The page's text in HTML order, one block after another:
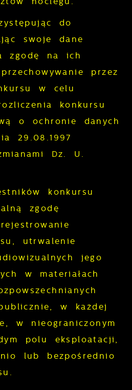
do
swoje dane
zgodę na ich
przez
w celu
konkursu
o ochronie danych
29.08.1997
Dz. U.
konkursu
zgodę
utrwalenie
jego
w materiałach
w każdej
w nieograniczonym
polu eksploatacji,
lub bezpośrednio